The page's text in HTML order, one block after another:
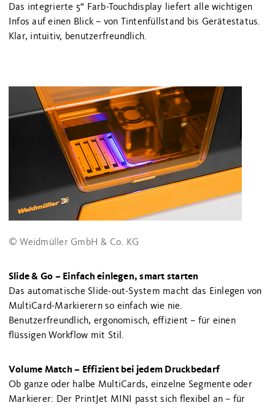
Das integrierte 5“ Farb-Touchdisplay liefert alle wichtigen
Infos auf einen Blick – von Tintenfüllstand bis Gerätestatus.
Klar, intuitiv, benutzerfreundlich.
© Weidmüller GmbH & Co. KG
Slide & Go – Einfach einlegen, smart starten
Das automatische Slide-out-System macht das Einlegen von
MultiCard-Markierern so einfach wie nie.
Benutzerfreundlich, ergonomisch, effizient – für einen
flüssigen Workflow mit Stil.
Volume Match – Effizient bei jedem Druckbedarf
Ob ganze oder halbe MultiCards, einzelne Segmente oder
Markierer: Der PrintJet MINI passt sich flexibel an – für